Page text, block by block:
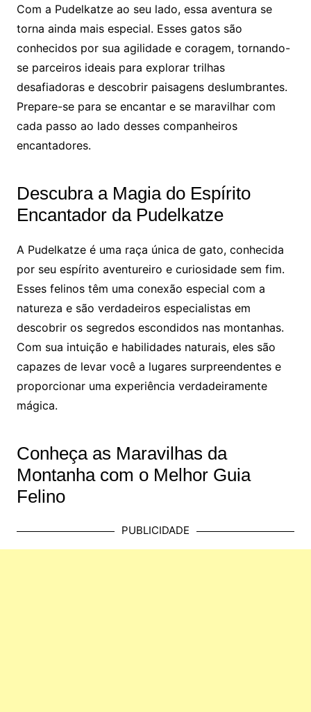
Com a Pudelkatze ao seu lado, essa aventura se
torna ainda mais especial. Esses gatos são
conhecidos por sua agilidade e coragem, tornando-
se parceiros ideais para explorar trilhas
desafiadoras e descobrir paisagens deslumbrantes.
Prepare-se para se encantar e se maravilhar com
cada passo ao lado desses companheiros
encantadores.
Descubra a Magia do Espírito
Encantador da Pudelkatze
A Pudelkatze é uma raça única de gato, conhecida
por seu espírito aventureiro e curiosidade sem fim.
Esses felinos têm uma conexão especial com a
natureza e são verdadeiros especialistas em
descobrir os segredos escondidos nas montanhas.
Com sua intuição e habilidades naturais, eles são
capazes de levar você a lugares surpreendentes e
proporcionar uma experiência verdadeiramente
mágica.
Conheça as Maravilhas da
Montanha com o Melhor Guia
Felino
PUBLICIDADE